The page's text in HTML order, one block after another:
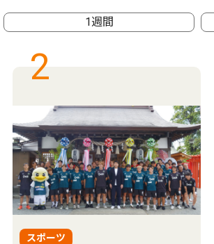
1週間
2
スポーツ